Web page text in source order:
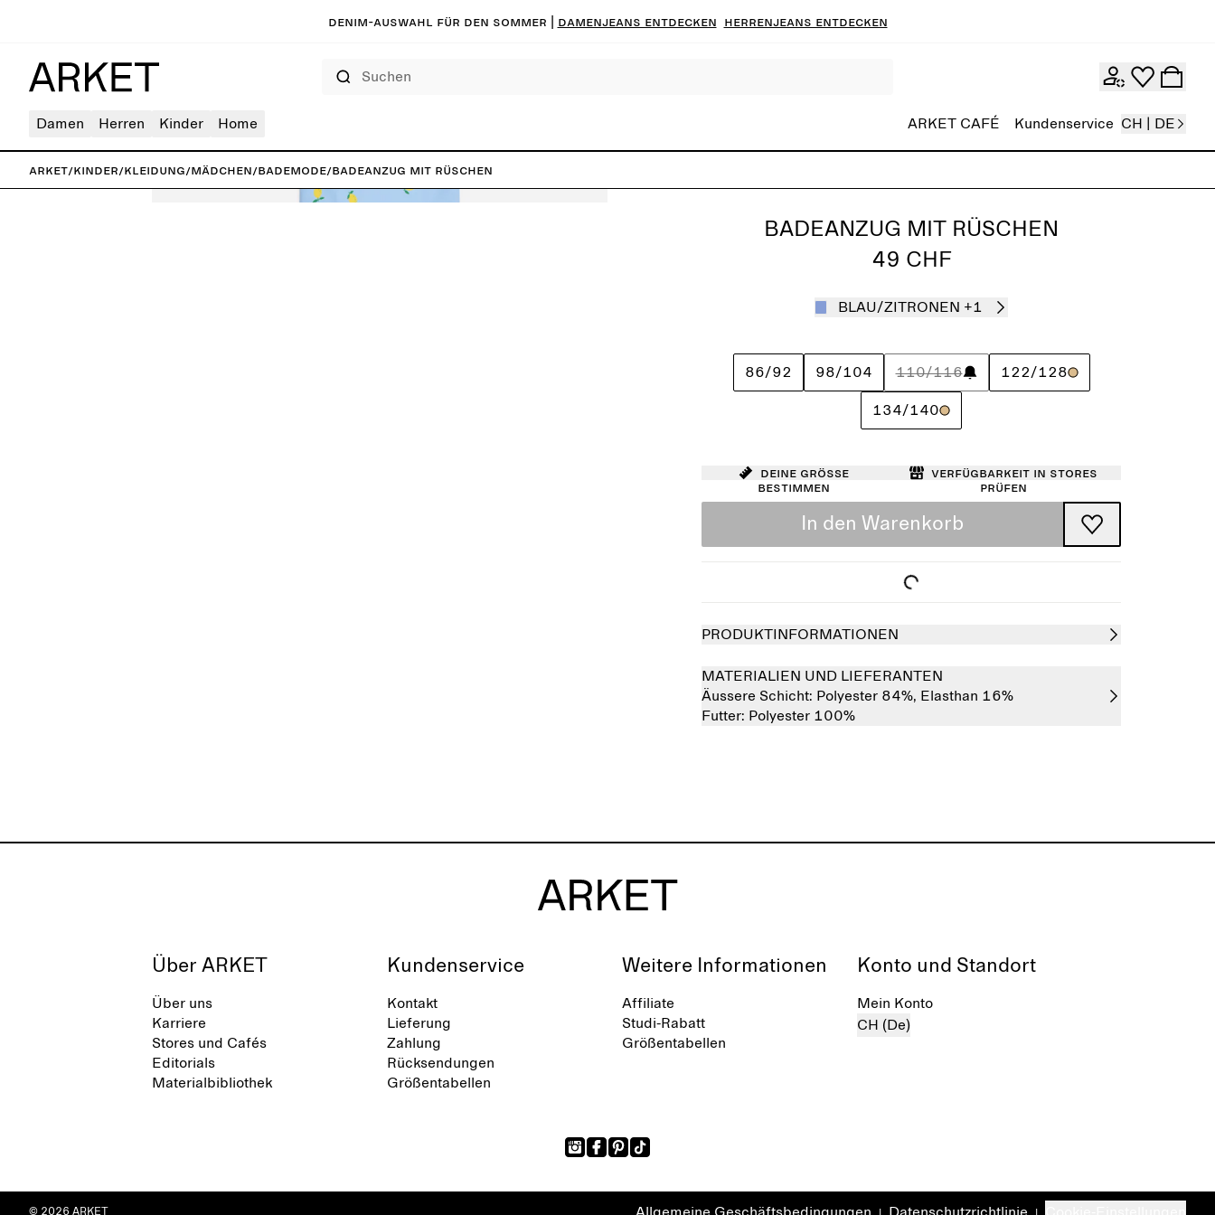
Denim-Auswahl für den Sommer | Damenjeans entdecken Herrenjeans entdecken
Damen Herren Kinder Home ARKET CAFÉ Kundenservice CH | DE
ARKET/Kinder/Kleidung/Mädchen/Bademode/Badeanzug mit Rüschen
BADEANZUG MIT RÜSCHEN
49 CHF
BLAU/ZITRONEN +1
86/92 98/104 110/116 122/128
134/140
Deine Größe
bestimmen
Verfügbarkeit in Stores
prüfen
In den Warenkorb
PRODUKTINFORMATIONEN
MATERIALIEN UND LIEFERANTEN
Äussere Schicht: Polyester 84%, Elasthan 16%
Futter: Polyester 100%
Über ARKET
Über uns
Karriere
Stores und Cafés
Editorials
Materialbibliothek
Kundenservice
Kontakt
Lieferung
Zahlung
Rücksendungen
Größentabellen
Weitere Informationen
Affiliate
Studi-Rabatt
Größentabellen
Konto und Standort
Mein Konto
CH (De)
© 2026 ARKET